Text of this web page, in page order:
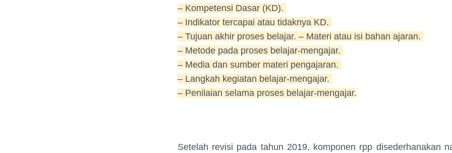
– Kompetensi Dasar (KD).
– Indikator tercapai atau tidaknya KD.
– Tujuan akhir proses belajar. – Materi atau isi bahan ajaran.
– Metode pada proses belajar-mengajar.
– Media dan sumber materi pengajaran.
– Langkah kegiatan belajar-mengajar.
– Penilaian selama proses belajar-mengajar.
Setelah revisi pada tahun 2019, komponen rpp disederhanakan